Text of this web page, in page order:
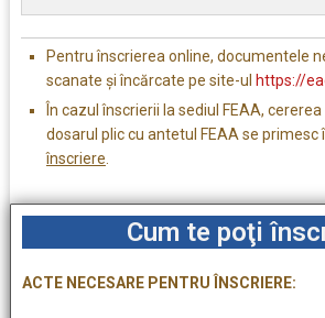
Pentru înscrierea online, documentele
scanate și încărcate pe site-ul https://
În cazul înscrierii la sediul FEAA,
dosarul plic cu antetul FEAA se primesc
înscriere
Cum te poţi
ACTE NECESARE PENTRU ÎNSCRIERE: